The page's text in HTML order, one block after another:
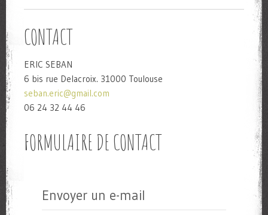
CONTACT
ERIC SEBAN
6 bis rue Delacroix. 31000 Toulouse
seban.eric@gmail.com
06 24 32 44 46
FORMULAIRE DE CONTACT
Envoyer un e-mail